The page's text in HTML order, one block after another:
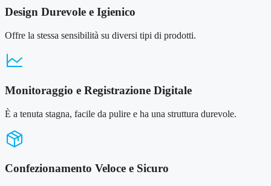
Design Durevole e Igienico
Offre la stessa sensibilità su diversi tipi di prodotti.
Monitoraggio e Registrazione Digitale
È a tenuta stagna, facile da pulire e ha una struttura durevole.
Confezionamento Veloce e Sicuro